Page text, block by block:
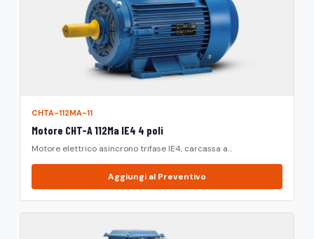
CHTA-112MA-11
Motore CHT-A 112Ma IE4 4 poli
Motore elettrico asincrono trifase IE4, carcassa a...
Aggiungi al Preventivo